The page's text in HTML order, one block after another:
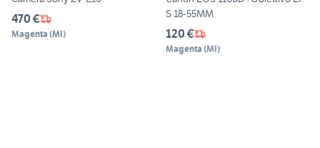
470 €
Magenta (MI)
S 18-55MM
120 €
Magenta (MI)